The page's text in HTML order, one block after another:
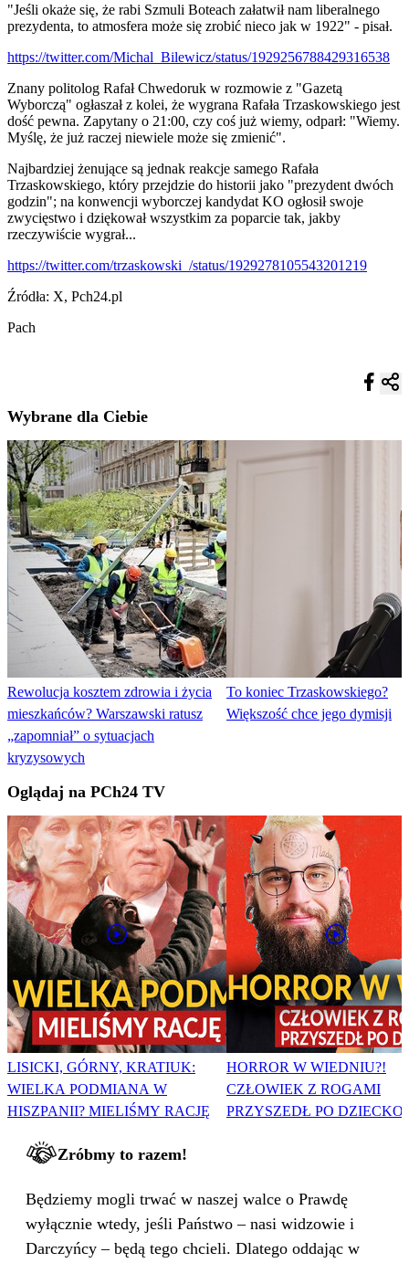
"Jeśli okaże się, że rabi Szmuli Boteach załatwił nam liberalnego
prezydenta, to atmosfera może się zrobić nieco jak w 1922" - pisał.
https://twitter.com/Michal_Bilewicz/status/1929256788429316538
Znany politolog Rafał Chwedoruk w rozmowie z "Gazetą
Wyborczą" ogłaszał z kolei, że wygrana Rafała Trzaskowskiego jest
dość pewna. Zapytany o 21:00, czy coś już wiemy, odparł: "Wiemy.
Myślę, że już raczej niewiele może się zmienić".
Najbardziej żenujące są jednak reakcje samego Rafała
Trzaskowskiego, który przejdzie do historii jako "prezydent dwóch
godzin"; na konwencji wyborczej kandydat KO ogłosił swoje
zwycięstwo i dziękował wszystkim za poparcie tak, jakby
rzeczywiście wygrał...
https://twitter.com/trzaskowski_/status/1929278105543201219
Źródła: X, Pch24.pl
Pach
Wybrane dla Ciebie
Rewolucja kosztem zdrowia i życia
mieszkańców? Warszawski ratusz
„zapomniał” o sytuacjach
kryzysowych
To koniec Trzaskowskiego?
Większość chce jego dymisji
Oglądaj na PCh24 TV
LISICKI, GÓRNY, KRATIUK:
WIELKA PODMIANA W
HISZPANII? MIELIŚMY RACJĘ
HORROR W WIEDNIU?!
CZŁOWIEK Z ROGAMI
PRZYSZEDŁ PO DZIECKO
Zróbmy to razem!
Będziemy mogli trwać w naszej walce o Prawdę
wyłącznie wtedy, jeśli Państwo – nasi widzowie i
Darczyńcy – będą tego chcieli. Dlatego oddając w